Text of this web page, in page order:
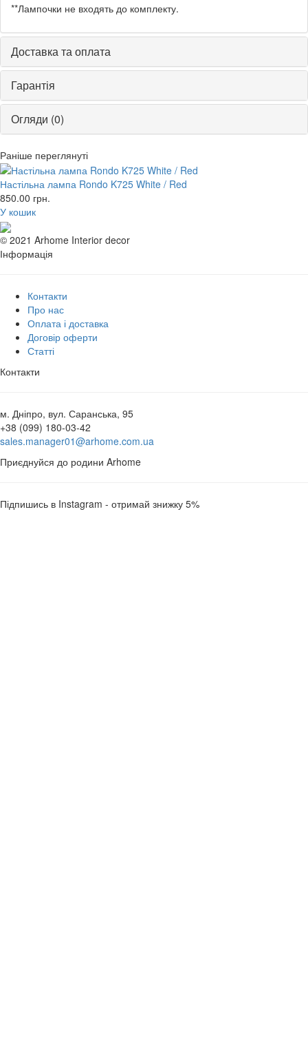
**Лампочки не входять до комплекту.
Доставка та оплата
Гарантія
Огляди (0)
Раніше переглянуті
Настільна лампа Rondo K725 White / Red
850.00 грн.
У кошик
© 2021 Arhome Interior decor
Інформація
Контакти
Про нас
Оплата і доставка
Договір оферти
Статті
Контакти
м. Дніпро, вул. Саранська, 95
+38 (099) 180-03-42
sales.manager01@arhome.com.ua
Приєднуйся до родини Arhome
Підпишись в Instagram - отримай знижку 5%